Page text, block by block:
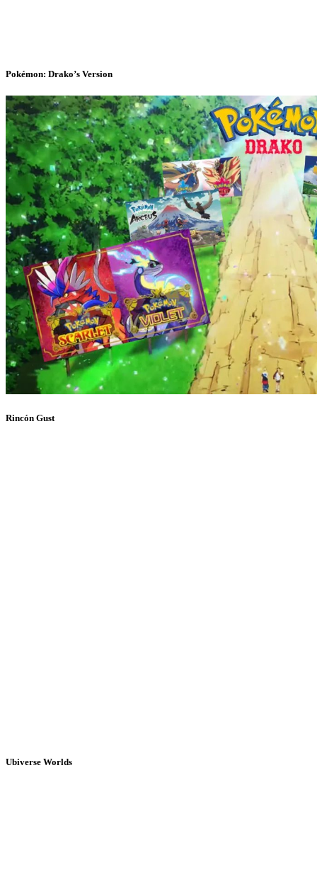
Pokémon: Drako’s Version
Rincón Gust
Ubiverse Worlds